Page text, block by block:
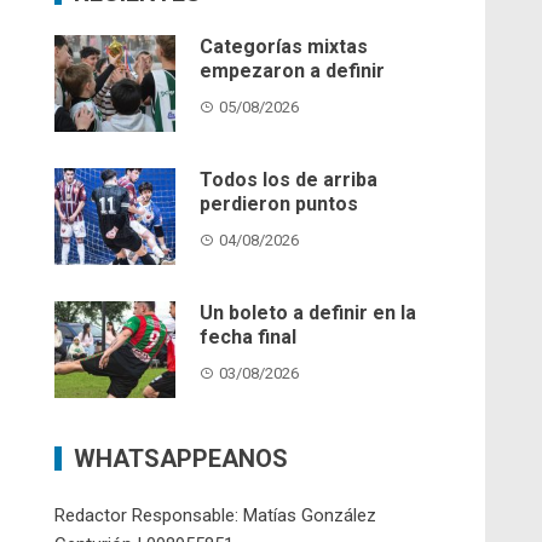
Categorías mixtas
empezaron a definir
05/08/2026
Todos los de arriba
perdieron puntos
04/08/2026
Un boleto a definir en la
fecha final
03/08/2026
WHATSAPPEANOS
Redactor Responsable: Matías González